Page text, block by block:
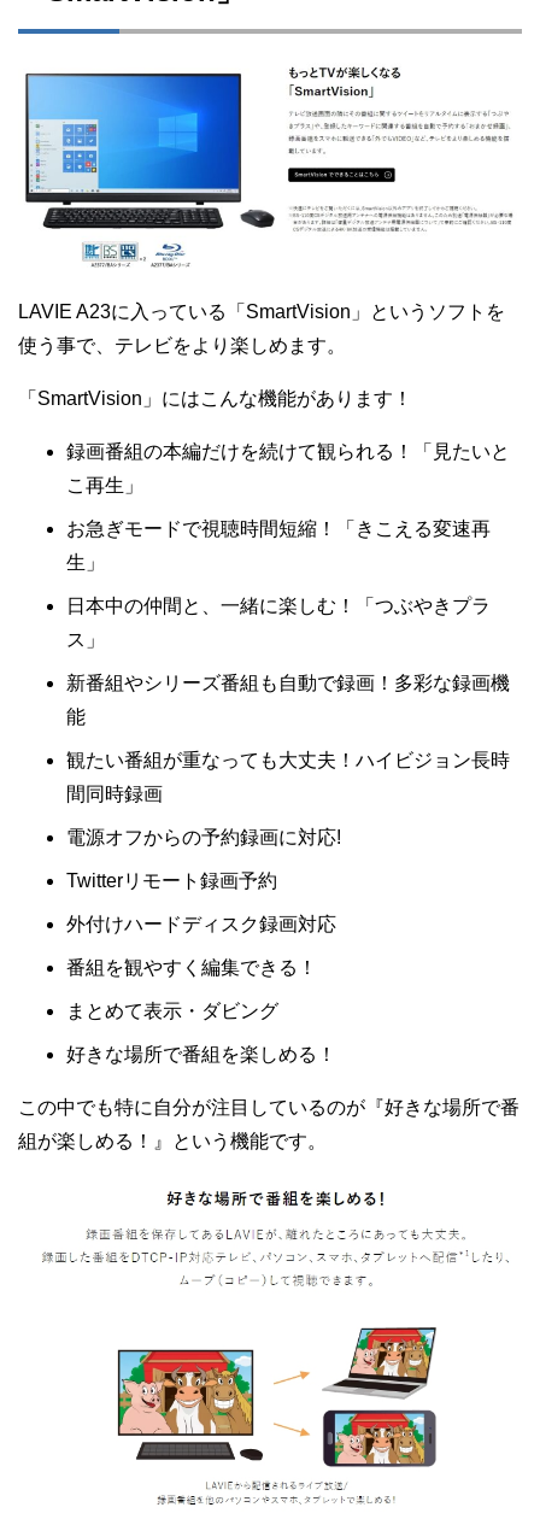
LAVIE A23に入っている「SmartVision」というソフトを
使う事で、テレビをより楽しめます。
「SmartVision」にはこんな機能があります！
録画番組の本編だけを続けて観られる！「見たいと
こ再生」
お急ぎモードで視聴時間短縮！「きこえる変速再
生」
日本中の仲間と、一緒に楽しむ！「つぶやきプラ
ス」
新番組やシリーズ番組も自動で録画！多彩な録画機
能
観たい番組が重なっても大丈夫！ハイビジョン長時
間同時録画
電源オフからの予約録画に対応!
Twitterリモート録画予約
外付けハードディスク録画対応
番組を観やすく編集できる！
まとめて表示・ダビング
好きな場所で番組を楽しめる！
この中でも特に自分が注目しているのが『好きな場所で番
組が楽しめる！』という機能です。